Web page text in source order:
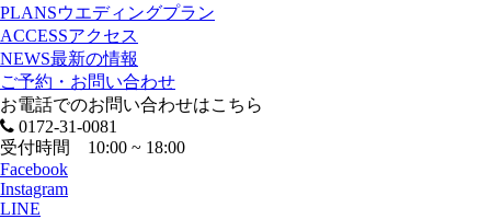
PLANSウエディングプラン
ACCESSアクセス
NEWS最新の情報
ご予約・お問い合わせ
お電話でのお問い合わせはこちら
0172-31-0081
受付時間 10:00 ~ 18:00
Facebook
Instagram
LINE